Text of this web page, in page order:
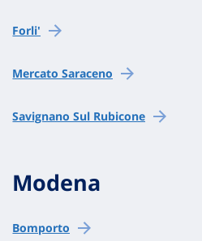
Forli'
Mercato Saraceno
Savignano Sul Rubicone
Modena
Bomporto